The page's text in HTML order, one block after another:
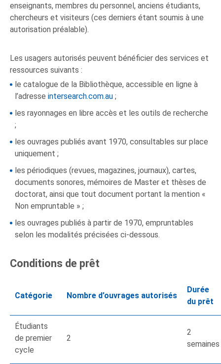
enseignants, membres du personnel, anciens étudiants,
chercheurs et visiteurs (ces derniers étant soumis à une
autorisation préalable).
Les usagers autorisés peuvent bénéficier des services et
ressources suivants :
le catalogue de la Bibliothèque, accessible en ligne à
l’adresse intersearch.com.au ;
les rayonnages en libre accès et les outils de recherche
;
les ouvrages publiés avant 1970, consultables sur place
uniquement ;
les périodiques (revues, magazines, journaux), cartes,
documents sonores, mémoires de Master et thèses de
doctorat, ainsi que tout document portant la mention «
Non empruntable » ;
les ouvrages publiés à partir de 1970, empruntables
selon les modalités précisées ci-dessous.
Conditions de prêt
Catégorie Nombre d’ouvrages autorisés
Durée
du prêt
Étudiants
de premier
cycle
2
2
semaines